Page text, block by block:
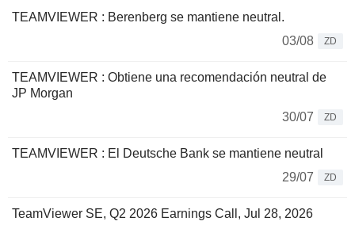
TEAMVIEWER : Berenberg se mantiene neutral.
03/08
ZD
TEAMVIEWER : Obtiene una recomendación neutral de
JP Morgan
30/07
ZD
TEAMVIEWER : El Deutsche Bank se mantiene neutral
29/07
ZD
TeamViewer SE, Q2 2026 Earnings Call, Jul 28, 2026